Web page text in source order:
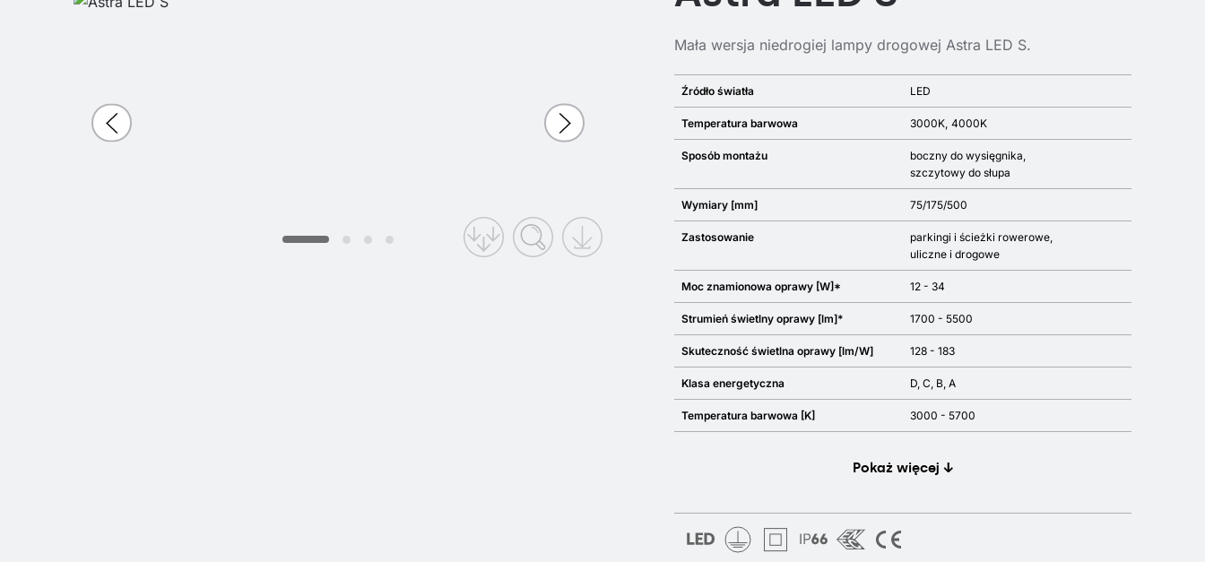
Mała wersja niedrogiej lampy drogowej Astra LED S.
Źródło światła LED
Temperatura barwowa 3000K 4000K
Sposób montażu
boczny do wysięgnika
szczytowy do słupa
Wymiary [mm] 75/175/500
Zastosowanie
parkingi i ścieżki rowerowe
uliczne i drogowe
Moc znamionowa oprawy [W]* 12 - 34
Strumień świetlny oprawy [lm]* 1700 - 5500
Skuteczność świetlna oprawy [lm/W] 128 - 183
Klasa energetyczna D, C, B, A
Temperatura barwowa [K] 3000 - 5700
Pokaż więcej ↓